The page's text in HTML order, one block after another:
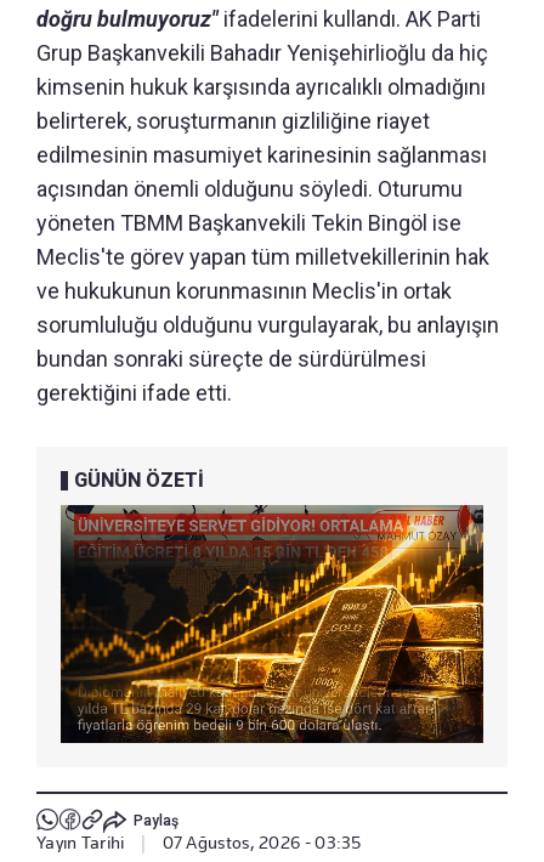
doğru bulmuyoruz"ifadelerini kullandı. AK Parti
Grup Başkanvekili Bahadır Yenişehirlioğlu da hiç
kimsenin hukuk karşısında ayrıcalıklı olmadığını
belirterek, soruşturmanın gizliliğine riayet
edilmesinin masumiyet karinesinin sağlanması
açısından önemli olduğunu söyledi. Oturumu
yöneten TBMM Başkanvekili Tekin Bingöl ise
Meclis'te görev yapan tüm milletvekillerinin hak
ve hukukunun korunmasının Meclis'in ortak
sorumluluğu olduğunu vurgulayarak, bu anlayışın
bundan sonraki süreçte de sürdürülmesi
gerektiğini ifade etti.
GÜNÜN ÖZETİ
Paylaş
Yayın Tarihi 07 Ağustos, 2026 - 03:35